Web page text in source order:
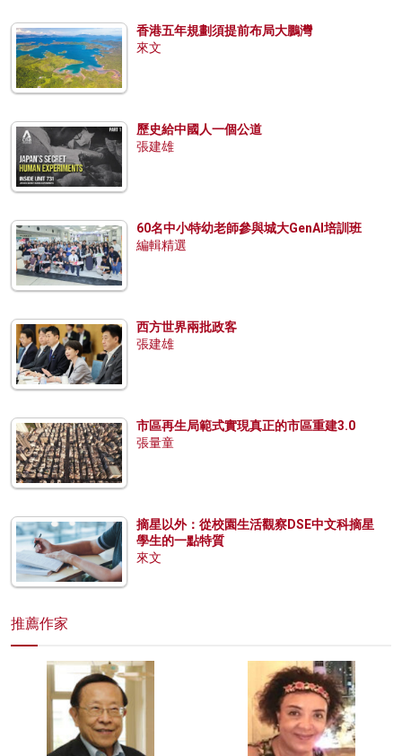
香港五年規劃須提前布局大鵬灣
來文
歷史給中國人一個公道
張建雄
60名中小特幼老師參與城大GenAI培訓班
編輯精選
西方世界兩批政客
張建雄
市區再生局範式實現真正的市區重建3.0
張量童
摘星以外：從校園生活觀察DSE中文科摘星
學生的一點特質
來文
推薦作家